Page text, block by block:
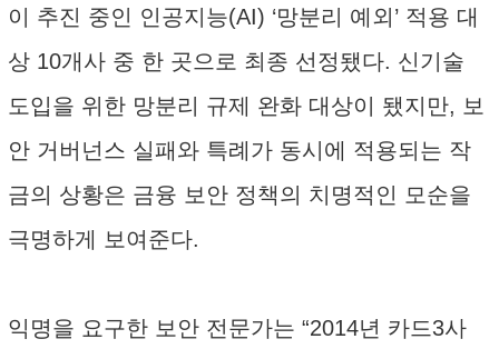
이 추진 중인 인공지능(AI) ‘망분리 예외’ 적용 대
상 10개사 중 한 곳으로 최종 선정됐다. 신기술
도입을 위한 망분리 규제 완화 대상이 됐지만, 보
안 거버넌스 실패와 특례가 동시에 적용되는 작
금의 상황은 금융 보안 정책의 치명적인 모순을
극명하게 보여준다.
익명을 요구한 보안 전문가는 “2014년 카드3사